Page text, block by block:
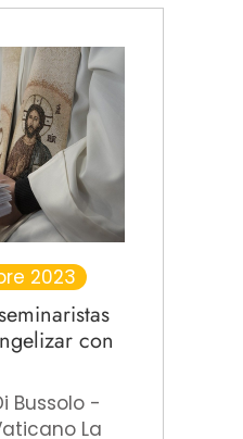
2023
con
Bussolo -
La